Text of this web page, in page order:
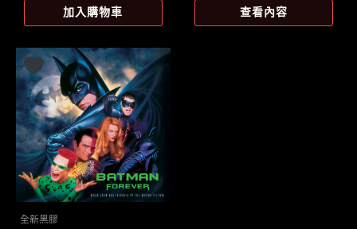
加入購物車
價
格：
價
格：
查看內容
全新黑膠